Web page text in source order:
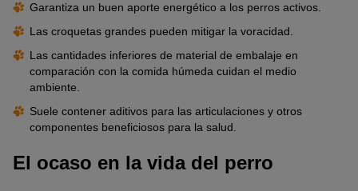
Garantiza un buen aporte energético a los perros activos.
Las croquetas grandes pueden mitigar la voracidad.
Las cantidades inferiores de material de embalaje en
comparación con la comida húmeda cuidan el medio
ambiente.
Suele contener aditivos para las articulaciones y otros
componentes beneficiosos para la salud.
El ocaso en la vida del perro